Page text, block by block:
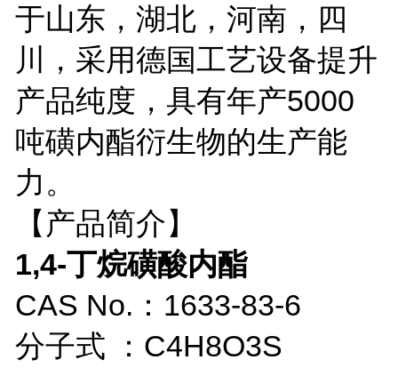
于山东，湖北，河南，四
川，采用德国工艺设备提升
产品纯度，具有年产5000
吨磺内酯衍生物的生产能
力。
【产品简介】
1,4-丁烷磺酸内酯
CAS No.：1633-83-6
分子式 ：C4H8O3S